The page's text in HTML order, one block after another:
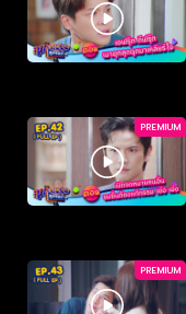
PREMIUM
PREMIUM